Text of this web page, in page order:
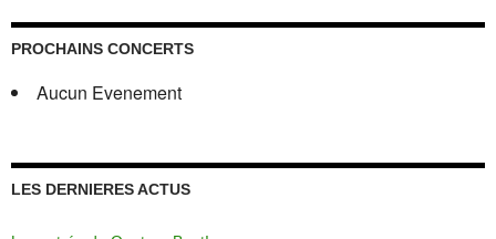
PROCHAINS CONCERTS
Aucun Evenement
LES DERNIERES ACTUS